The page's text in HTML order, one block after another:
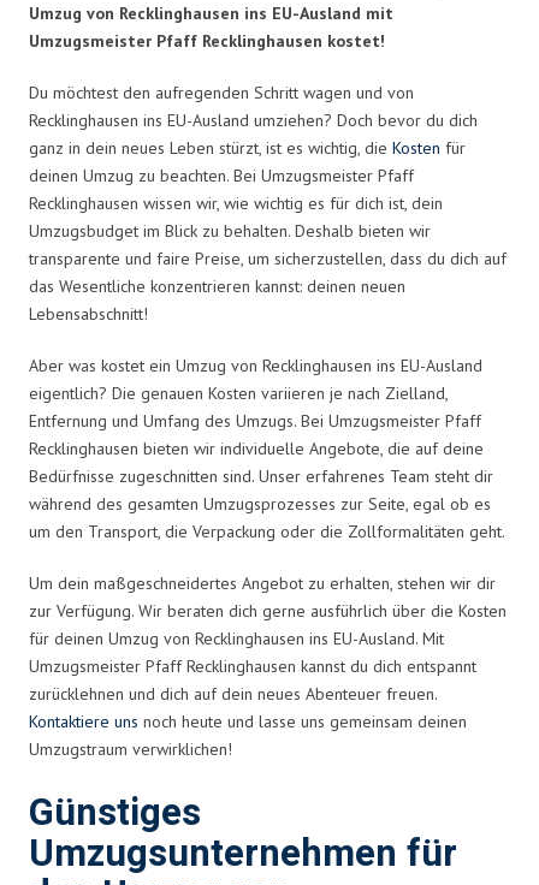
Umzug von Recklinghausen ins EU-Ausland mit
Umzugsmeister Pfaff Recklinghausen kostet!
Du möchtest den aufregenden Schritt wagen und von
Recklinghausen ins EU-Ausland umziehen? Doch bevor du dich
ganz in dein neues Leben stürzt, ist es wichtig, die Kosten für
deinen Umzug zu beachten. Bei Umzugsmeister Pfaff
Recklinghausen wissen wir, wie wichtig es für dich ist, dein
Umzugsbudget im Blick zu behalten. Deshalb bieten wir
transparente und faire Preise, um sicherzustellen, dass du dich auf
das Wesentliche konzentrieren kannst: deinen neuen
Lebensabschnitt!
Aber was kostet ein Umzug von Recklinghausen ins EU-Ausland
eigentlich? Die genauen Kosten variieren je nach Zielland,
Entfernung und Umfang des Umzugs. Bei Umzugsmeister Pfaff
Recklinghausen bieten wir individuelle Angebote, die auf deine
Bedürfnisse zugeschnitten sind. Unser erfahrenes Team steht dir
während des gesamten Umzugsprozesses zur Seite, egal ob es
um den Transport, die Verpackung oder die Zollformalitäten geht.
Um dein maßgeschneidertes Angebot zu erhalten, stehen wir dir
zur Verfügung. Wir beraten dich gerne ausführlich über die Kosten
für deinen Umzug von Recklinghausen ins EU-Ausland. Mit
Umzugsmeister Pfaff Recklinghausen kannst du dich entspannt
zurücklehnen und dich auf dein neues Abenteuer freuen.
Kontaktiere uns noch heute und lasse uns gemeinsam deinen
Umzugstraum verwirklichen!
Günstiges
Umzugsunternehmen für